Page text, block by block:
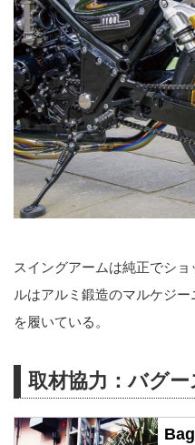
スイングアームは純正でシ
ルはアルミ鍛造のマルケジ
を履いている。
取材協力：バグ